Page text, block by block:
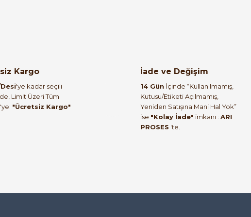
Tükendi
Kargo
'ye kadar seçili
Limit Üzeri Tüm
"Ücretsiz Kargo"
İade ve Değişim
14 Gün İçinde “Kullanılmamış,
Kutusu/Etiketi Açılmamış,
Yeniden Satışına Mani Hal Yok”
ise "Kolay İade" imkanı : ARI
PROSES 'te.